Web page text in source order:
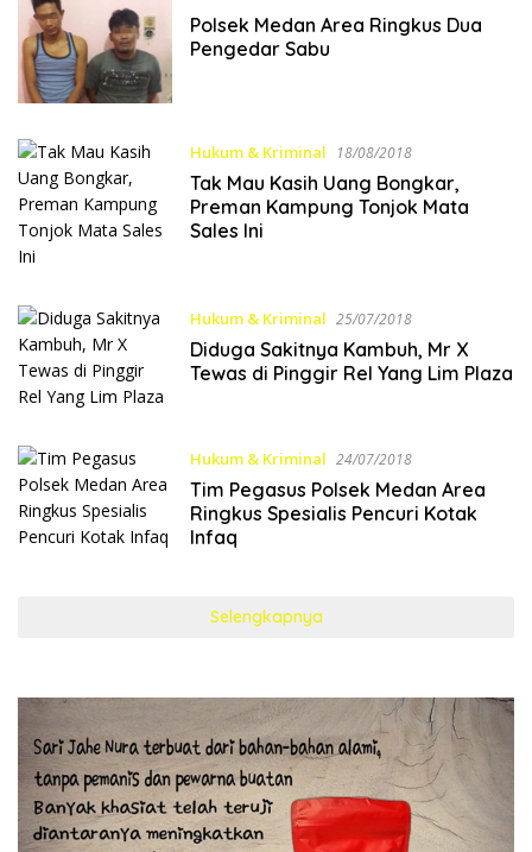
Polsek Medan Area Ringkus Dua
Pengedar Sabu
Hukum & Kriminal 18/08/2018
Tak Mau Kasih Uang Bongkar,
Preman Kampung Tonjok Mata
Sales Ini
Hukum & Kriminal 25/07/2018
Diduga Sakitnya Kambuh, Mr X
Tewas di Pinggir Rel Yang Lim Plaza
Hukum & Kriminal 24/07/2018
Tim Pegasus Polsek Medan Area
Ringkus Spesialis Pencuri Kotak
Infaq
Selengkapnya